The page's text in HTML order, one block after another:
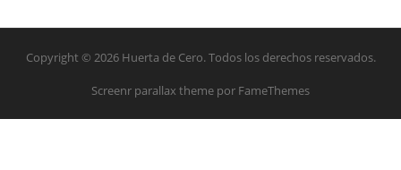
Copyright © 2026 Huerta de Cero. Todos los derechos reservados.
Screenr parallax theme por FameThemes